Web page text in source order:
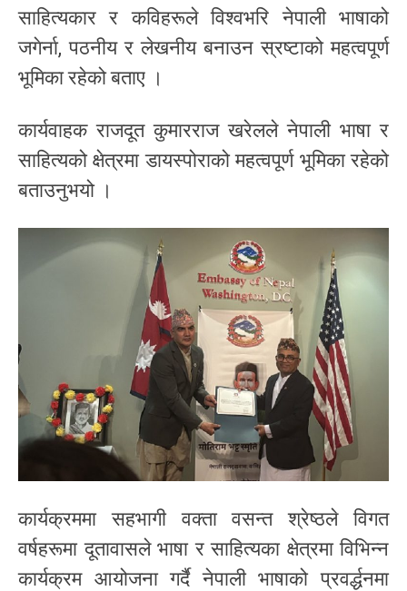
साहित्यकार र कविहरूले विश्वभरि नेपाली भाषाको
जगेर्ना, पठनीय र लेखनीय बनाउन स्रष्टाको महत्वपूर्ण
भूमिका रहेको बताए ।
कार्यवाहक राजदूत कुमारराज खरेलले नेपाली भाषा र
साहित्यको क्षेत्रमा डायस्पोराको महत्वपूर्ण भूमिका रहेको
बताउनुभयो ।
कार्यक्रममा सहभागी वक्ता वसन्त श्रेष्ठले विगत
वर्षहरूमा दूतावासले भाषा र साहित्यका क्षेत्रमा विभिन्न
कार्यक्रम आयोजना गर्दै नेपाली भाषाको प्रवर्द्धनमा